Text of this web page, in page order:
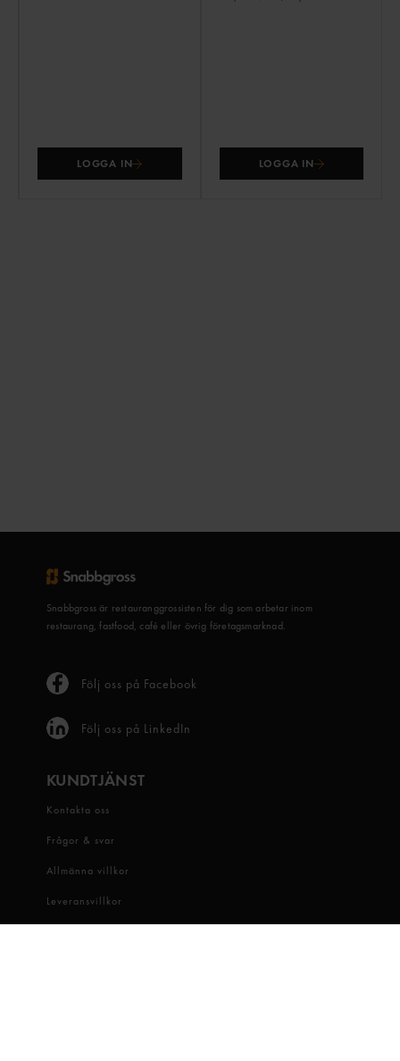
LOGGA IN LOGGA IN
Snabbgross är restauranggrossisten för dig som arbetar inom
restaurang, fastfood, café eller övrig företagsmarknad.
Följ oss på Facebook
Följ oss på LinkedIn
KUNDTJÄNST
Kontakta oss
Frågor & svar
Allmänna villkor
Leveransvillkor